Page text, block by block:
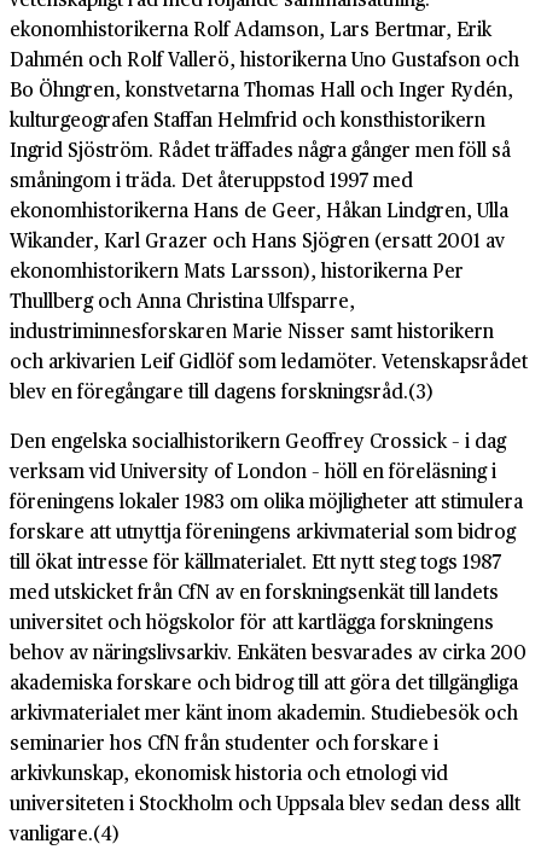
ekonomhistorikerna Rolf Adamson, Lars Bertmar, Erik
Dahmén och Rolf Vallerö, historikerna Uno Gustafson och
Bo Öhngren, konstvetarna Thomas Hall och Inger Rydén,
kulturgeografen Staffan Helmfrid och konsthistorikern
Ingrid Sjöström. Rådet träffades några gånger men föll så
småningom i träda. Det återuppstod 1997 med
ekonomhistorikerna Hans de Geer, Håkan Lindgren, Ulla
Wikander, Karl Grazer och Hans Sjögren (ersatt 2001 av
ekonomhistorikern Mats Larsson), historikerna Per
Thullberg och Anna Christina Ulfsparre,
industriminnesforskaren Marie Nisser samt historikern
och arkivarien Leif Gidlöf som ledamöter. Vetenskapsrådet
blev en föregångare till dagens forskningsråd.(3)
Den engelska socialhistorikern Geoffrey Crossick – i dag
verksam vid University of London – höll en föreläsning i
föreningens lokaler 1983 om olika möjligheter att stimulera
forskare att utnyttja föreningens arkivmaterial som bidrog
till ökat intresse för källmaterialet. Ett nytt steg togs 1987
med utskicket från CfN av en forskningsenkät till landets
universitet och högskolor för att kartlägga forskningens
behov av näringslivsarkiv. Enkäten besvarades av cirka 200
akademiska forskare och bidrog till att göra det tillgängliga
arkivmaterialet mer känt inom akademin. Studiebesök och
seminarier hos CfN från studenter och forskare i
arkivkunskap, ekonomisk historia och etnologi vid
universiteten i Stockholm och Uppsala blev sedan dess allt
vanligare.(4)